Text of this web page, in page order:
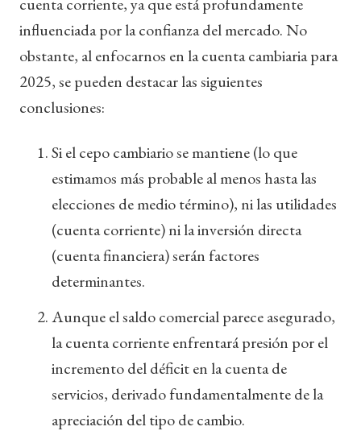
influenciada por la confianza del mercado. No
obstante, al enfocarnos en la cuenta cambiaria para
2025, se pueden destacar las siguientes
conclusiones:
Si el cepo cambiario se mantiene (lo que
estimamos más probable al menos hasta las
elecciones de medio término), ni las utilidades
(cuenta corriente) ni la inversión directa
(cuenta financiera) serán factores
determinantes.
Aunque el saldo comercial parece asegurado,
la cuenta corriente enfrentará presión por el
incremento del déficit en la cuenta de
servicios, derivado fundamentalmente de la
apreciación del tipo de cambio.